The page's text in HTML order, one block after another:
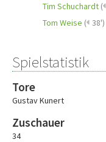
Tim Schuchardt (
Tom Weise ( 38')
Spielstatistik
Tore
Gustav Kunert
Zuschauer
34